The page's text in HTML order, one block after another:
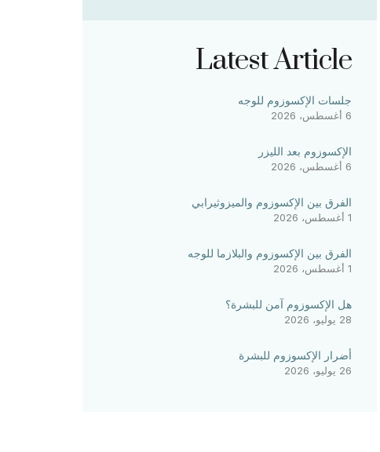
Latest Article
جلسات الإكسوزوم للوجه
6 أغسطس، 2026
الإكسوزوم بعد الليزر
6 أغسطس، 2026
الفرق بين الإكسوزوم والميزوثيرابي
1 أغسطس، 2026
الفرق بين الإكسوزوم والبلازما للوجه
1 أغسطس، 2026
هل الإكسوزوم آمن للبشرة؟
28 يوليو، 2026
أضرار الإكسوزوم للبشرة
26 يوليو، 2026